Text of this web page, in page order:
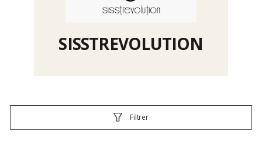
SISSTREVOLUTION
Filtrer